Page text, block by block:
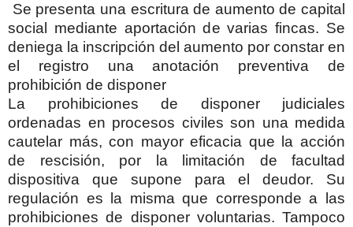
Se presenta una escritura de aumento de capital
social mediante aportación de varias fincas. Se
deniega la inscripción del aumento por constar en
el registro una anotación preventiva de
prohibición de disponer
La prohibiciones de disponer judiciales
ordenadas en procesos civiles son una medida
cautelar más, con mayor eficacia que la acción
de rescisión, por la limitación de facultad
dispositiva que supone para el deudor. Su
regulación es la misma que corresponde a las
prohibiciones de disponer voluntarias. Tampoco